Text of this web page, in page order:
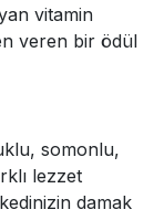
vitamin
veren bir ödül
somonlu,
lezzet
damak